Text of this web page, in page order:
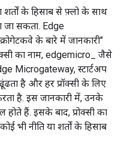
शर्तों के हिसाब से फ़्लो के साथ
जा सकता. Edge
के बारे में जानकारी"
का नाम, edgemicro_ जैसे
Microgateway, स्टार्टअप
है और हर प्रॉक्सी के लिए
है. इस जानकारी में, उनके
हैं. इसके बाद, प्रोक्सी का
भी नीति या शर्तों के हिसाब